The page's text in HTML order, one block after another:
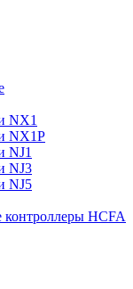
NX1
NX1P
NJ1
NJ3
NJ5
HCFA